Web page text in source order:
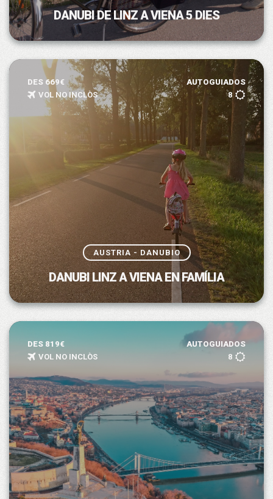
DANUBI DE LINZ A VIENA 5 DIES
DES 669€
AUTOGUIADOS
VOL NO INCLÒS
8
AUSTRIA - DANUBIO
DANUBI LINZ A VIENA EN FAMÍLIA
DES 819€
AUTOGUIADOS
VOL NO INCLÒS
8